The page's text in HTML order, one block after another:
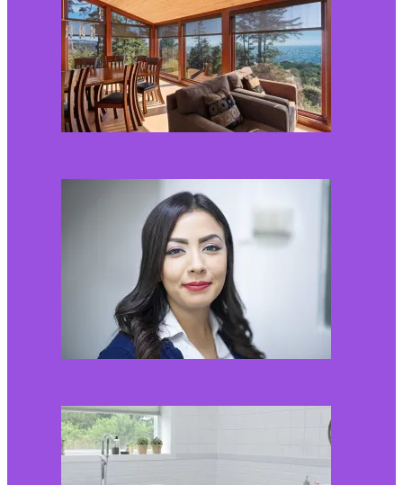
2026-08-01
Kaip miegamojo
atmosfera veikia odos
senėjimą?
2026-06-01